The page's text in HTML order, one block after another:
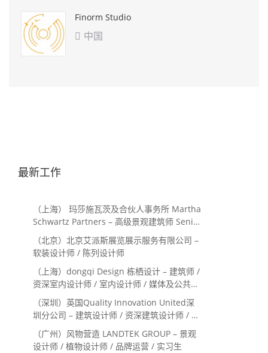
Finorm Studio
 中国
最新工作
（上海） 玛莎施瓦茨及合伙人事务所 Martha
Schwartz Partners – 高级景观建筑师 Senior
Landscape Designer / 景观建筑师
Landscape Designer
（北京）北京艾派斯展览展示服务有限公司 –
软装设计师 / 陈列设计师
（上海）dongqi Design 栋栖设计 – 建筑师 /
资深室内设计师 / 室内设计师 / 媒体及公共关
系主管 / 设计实习生（常年招聘）
（深圳）英国Quality Innovation United深
圳分公司 – 建筑设计师 / 资深建筑设计师 / 室
内设计师 / 设计实习生
（广州）风物营造 LANDTEK GROUP – 景观
设计师 / 植物设计师 / 品牌运营 / 实习生